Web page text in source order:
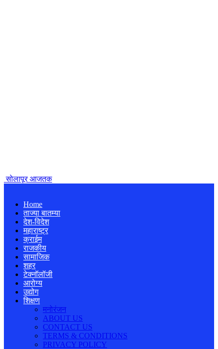
सोलापूर आजतक
Home
ताज्या बातम्या
देश-विदेश
महाराष्ट्र
क्राईम
राजकीय
सामाजिक
शहर
टेक्नॉलॉजी
आरोग्य
उद्योग
शिक्षण
मनोरंजन
ABOUT US
CONTACT US
TERMS & CONDITIONS
PRIVACY POLICY